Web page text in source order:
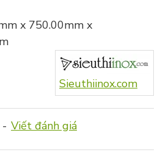
x 750.00mm x
Sieuthiinox.com
- Viết đánh giá